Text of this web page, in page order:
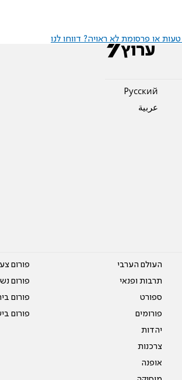
או פרסומת לא ראויה? דווחו לנו
Pусский
عربية
העולם הערבי
תרבות ופנאי
ספורט
פורומים
יהדות
צרכנות
אופנה
פורום
פורום
פורום
פורום